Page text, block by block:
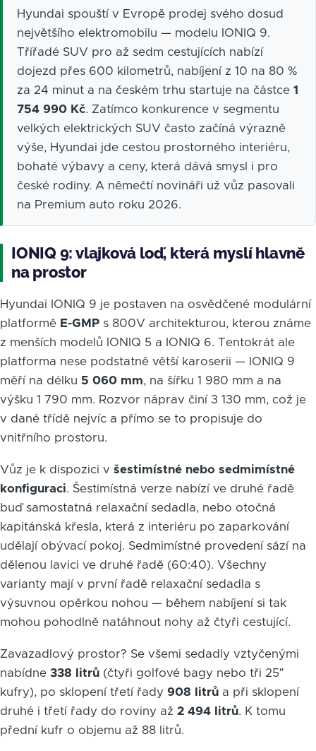
Hyundai spouští v Evropě prodej svého dosud
největšího elektromobilu — modelu IONIQ 9.
Třířadé SUV pro až sedm cestujících nabízí
dojezd přes 600 kilometrů, nabíjení z 10 na 80 %
za 24 minut a na českém trhu startuje na částce 1
754 990 Kč. Zatímco konkurence v segmentu
velkých elektrických SUV často začíná výrazně
výše, Hyundai jde cestou prostorného interiéru,
bohaté výbavy a ceny, která dává smysl i pro
české rodiny. A němečtí novináři už vůz pasovali
na Premium auto roku 2026.
IONIQ 9: vlajková loď, která myslí hlavně
na prostor
Hyundai IONIQ 9 je postaven na osvědčené modulární
platformě E-GMP s 800V architekturou, kterou známe
z menších modelů IONIQ 5 a IONIQ 6. Tentokrát ale
platforma nese podstatně větší karoserii — IONIQ 9
měří na délku 5 060 mm, na šířku 1 980 mm a na
výšku 1 790 mm. Rozvor náprav činí 3 130 mm, což je
v dané třídě nejvíc a přímo se to propisuje do
vnitřního prostoru.
Vůz je k dispozici v šestimístné nebo sedmimístné
konfiguraci. Šestimístná verze nabízí ve druhé řadě
buď samostatná relaxační sedadla, nebo otočná
kapitánská křesla, která z interiéru po zaparkování
udělají obývací pokoj. Sedmimístné provedení sází na
dělenou lavici ve druhé řadě (60:40). Všechny
varianty mají v první řadě relaxační sedadla s
výsuvnou opěrkou nohou — během nabíjení si tak
mohou pohodlně natáhnout nohy až čtyři cestující.
Zavazadlový prostor? Se všemi sedadly vztyčenými
nabídne 338 litrů (čtyři golfové bagy nebo tři 25″
kufry), po sklopení třetí řady 908 litrů a při sklopení
druhé i třetí řady do roviny až 2 494 litrů. K tomu
přední kufr o objemu až 88 litrů.